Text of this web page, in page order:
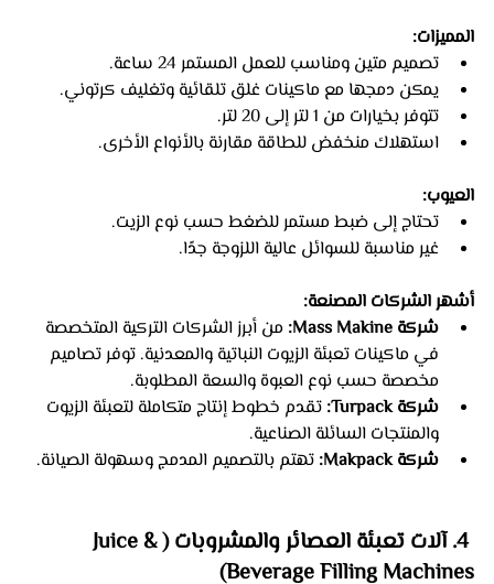
المميزات:
تصميم متين ومناسب للعمل المستمر 24 ساعة.
يمكن دمجها مع ماكينات غلق تلقائية وتغليف كرتوني.
تتوفر بخيارات من 1 لتر إلى 20 لتر.
استهلاك منخفض للطاقة مقارنة بالأنواع الأخرى.
العيوب:
تحتاج إلى ضبط مستمر للضغط حسب نوع الزيت.
غير مناسبة للسوائل عالية اللزوجة جدًا.
أشهر الشركات المصنعة:
شركة Mass Makine:
من أبرز الشركات التركية المتخصصة
في ماكينات تعبئة الزيوت النباتية والمعدنية. توفر تصاميم
مخصصة حسب نوع العبوة والسعة المطلوبة.
شركة Turpack:
تقدم خطوط إنتاج متكاملة لتعبئة الزيوت
والمنتجات السائلة الصناعية.
شركة Makpack:
تهتم بالتصميم المدمج وسهولة الصيانة.
4. آلات تعبئة العصائر والمشروبات (Juice &
Beverage Filling Machines)